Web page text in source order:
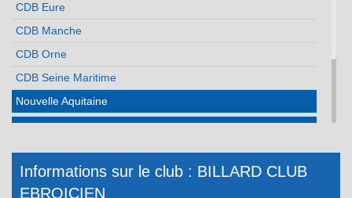
CDB Eure
CDB Manche
CDB Orne
CDB Seine Maritime
Nouvelle Aquitaine
Pays de la Loire
Réunion
Informations sur le club : BILLARD CLUB
EBROICIEN